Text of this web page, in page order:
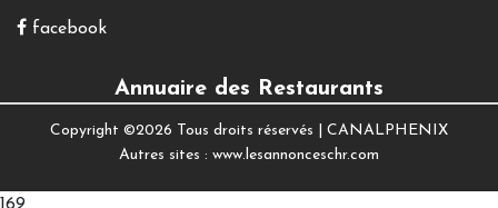
facebook
Annuaire des Restaurants
Copyright ©2026 Tous droits réservés | CANALPHENIX
Autres sites : www.lesannonceschr.com
169